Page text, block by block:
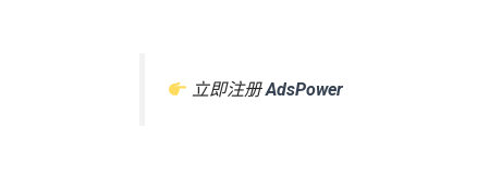
立即注册AdsPower